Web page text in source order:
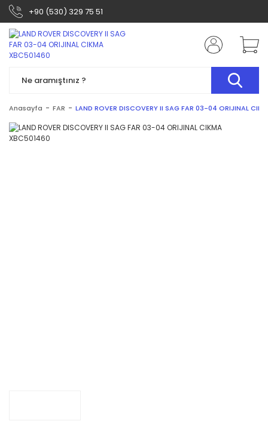
+90 (530) 329 75 51
Anasayfa FAR LAND ROVER DISCOVERY II SAG FAR 03-04 ORIJINAL